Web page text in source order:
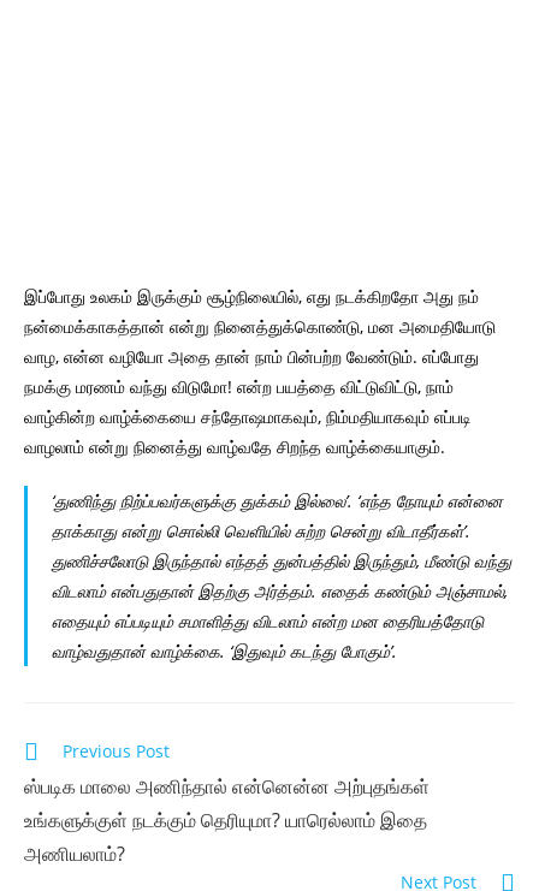
இப்போது உலகம் இருக்கும் சூழ்நிலையில், எது நடக்கிறதோ அது நம்
நன்மைக்காகத்தான் என்று நினைத்துக்கொண்டு, மன அமைதியோடு
வாழ, என்ன வழியோ அதை தான் நாம் பின்பற்ற வேண்டும். எப்போது
நமக்கு மரணம் வந்து விடுமோ! என்ற பயத்தை விட்டுவிட்டு, நாம்
வாழ்கின்ற வாழ்க்கையை சந்தோஷமாகவும், நிம்மதியாகவும் எப்படி
வாழலாம் என்று நினைத்து வாழ்வதே சிறந்த வாழ்க்கையாகும்.
‘துணிந்து நிற்ப்பவர்களுக்கு துக்கம் இல்லை’. ‘எந்த நோயும் என்னை
தாக்காது என்று சொல்லி வெளியில் சுற்ற சென்று விடாதீர்கள்’.
துணிச்சலோடு இருந்தால் எந்தத் துன்பத்தில் இருந்தும், மீண்டு வந்து
விடலாம் என்பதுதான் இதற்கு அர்த்தம். எதைக் கண்டும் அஞ்சாமல்,
எதையும் எப்படியும் சமாளித்து விடலாம் என்ற மன தைரியத்தோடு
வாழ்வதுதான் வாழ்க்கை. ‘இதுவும் கடந்து போகும்’.
Read
more
articles
Previous Post
ஸ்படிக மாலை அணிந்தால் என்னென்ன அற்புதங்கள்
உங்களுக்குள் நடக்கும் தெரியுமா? யாரெல்லாம் இதை
அணியலாம்?
Next Post